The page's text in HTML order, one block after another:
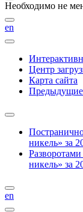
Необходимо не
en
Центр
Карта сайта
Предыдущие
никель» за
Разворотами
никель» за
en